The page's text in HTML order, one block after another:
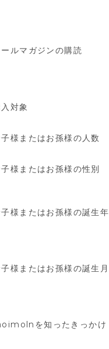
ールマガジンの購読
対象
子様またはお孫様の人数
子様またはお孫様の性別
子様またはお孫様の誕生年
子様またはお孫様の誕生月
を知ったきっかけ